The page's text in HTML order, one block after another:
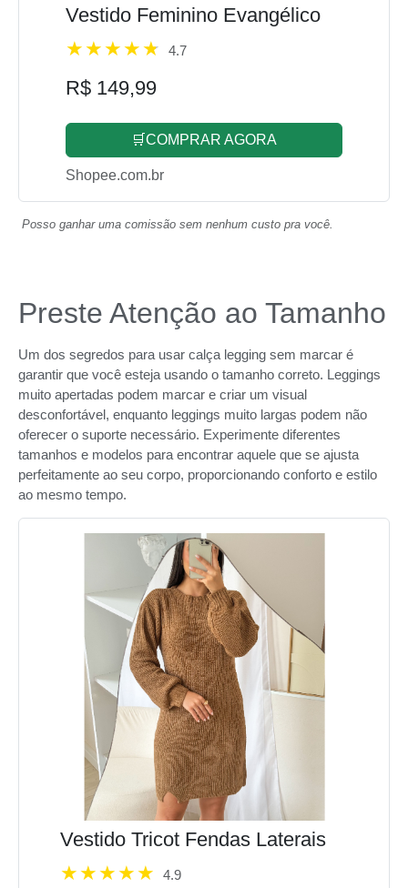
Vestido Feminino Evangélico
4.7
R$ 149,99
🛒COMPRAR AGORA
Shopee.com.br
Posso ganhar uma comissão sem nenhum custo pra você.
Preste Atenção ao Tamanho
Um dos segredos para usar calça legging sem marcar é
garantir que você esteja usando o tamanho correto. Leggings
muito apertadas podem marcar e criar um visual
desconfortável, enquanto leggings muito largas podem não
oferecer o suporte necessário. Experimente diferentes
tamanhos e modelos para encontrar aquele que se ajusta
perfeitamente ao seu corpo, proporcionando conforto e estilo
ao mesmo tempo.
Vestido Tricot Fendas Laterais
4.9